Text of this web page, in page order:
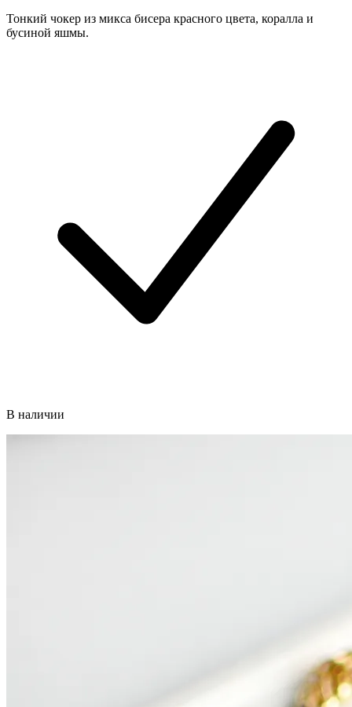
Тонкий чокер из микса бисера красного цвета, коралла и
бусиной яшмы.
В наличии